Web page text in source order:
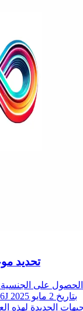
تحديد
الحصول على
الجديدة لهذه